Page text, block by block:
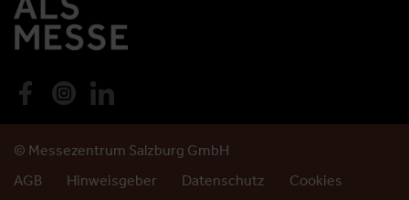
© Messezentrum Salzburg GmbH
AGB
Hinweisgeber Datenschutz Cookies